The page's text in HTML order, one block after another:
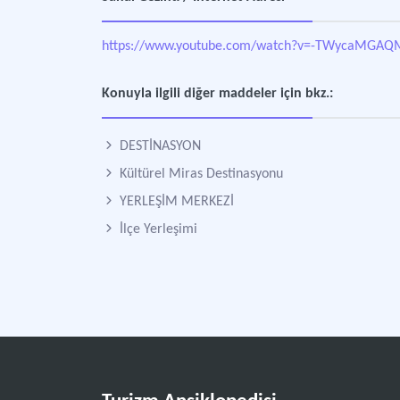
https://www.youtube.com/watch?v=-
Konuyla ilgili diğer maddeler için bkz.:
DESTİNASYON
Kültürel Miras Destinasyonu
YERLEŞİM MERKEZİ
İlçe Yerleşimi